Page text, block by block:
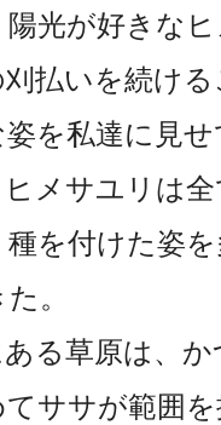
光が好きなヒ
払いを続ける
を私達に見
メサユリは全
を付けた姿を
。
る草原は、
ササが範囲を